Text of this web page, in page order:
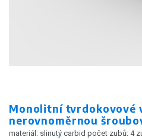
Monolitní tvrdokovové
nerovnoměrnou
materiál: slinutý carbid počet zubů: 4